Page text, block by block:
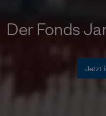
Der Fonds
Jetzt